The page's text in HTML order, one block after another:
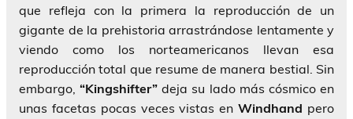
que refleja con la primera la reproducción de un
gigante de la prehistoria arrastrándose lentamente y
viendo como los norteamericanos llevan esa
reproducción total que resume de manera bestial. Sin
embargo,“Kingshifter”deja su lado más cósmico en
unas facetas pocas veces vistas enWindhand pero